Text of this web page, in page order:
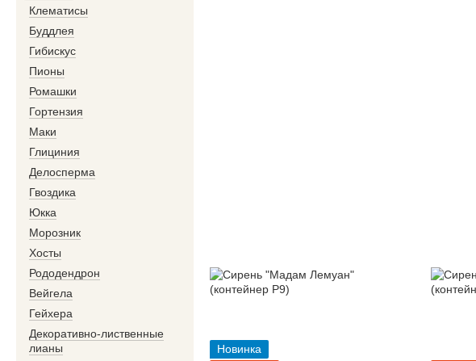
Новинка
Клематисы
Буддлея
Гибискус
Пионы
Ромашки
Гортензия
Маки
Глициния
Делосперма
Гвоздика
Юкка
Морозник
Хосты
Рододендрон
Вейгела
Гейхера
Декоративно-лиственные
лианы